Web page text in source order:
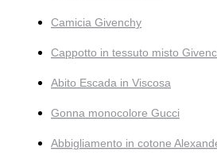
Camicia Givenchy
Cappotto in tessuto misto
Abito Escada in Viscosa
Gonna monocolore Gucci
Abbigliamento in cotone